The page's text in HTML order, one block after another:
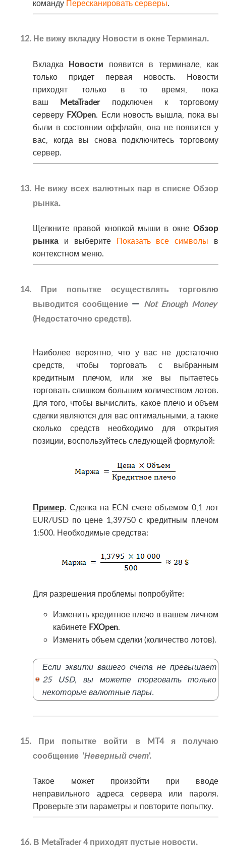
команду Пересканировать серверы.
12. Не вижу вкладку Новости в окне Терминал.
Вкладка Новости появится в терминале, как
только придет первая новость. Новости
приходят только в то время, пока
ваш MetaTraderподключен к торговому
серверу FXOpen. Если новость вышла, пока вы
были в состоянии оффлайн, она не появится у
вас, когда вы снова подключитесь торговому
сервер.
13. Не вижу всех валютных пар в списке Обзор
рынка.
Щелкните правой кнопкой мыши в окне Обзор
рынка и выберите Показать все символы в
контекстном меню.
14. При попытке осуществлять торговлю
выводится сообщение — Not Enough Money
(Недостаточно средств).
Наиболее вероятно, что у вас не достаточно
средств, чтобы торговать с выбранным
кредитным плечом, или же вы пытаетесь
торговать слишком большим количеством лотов.
Для того, чтобы вычислить, какое плечо и объем
сделки являются для вас оптимальными, а также
сколько средств необходимо для открытия
позиции, воспользуйтесь следующей формулой:
Пример. Сделка на ECN счете объемом 0,1 лот
EUR/USD по цене 1,39750 с кредитным плечом
1:500. Необходимые средства:
Для разрешения проблемы попробуйте:
Изменить кредитное плечо в вашем личном
кабинете FXOpen.
Изменить объем сделки (количество лотов).
Если эквити вашего счета не превышает
25 USD, вы можете торговать только
некоторые валютные пары.
15. При попытке войти в MT4 я получаю
сообщение 'Неверный счет'.
Такое может произойти при вводе
неправильного адреса сервера или пароля.
Проверьте эти параметры и повторите попытку.
16. В MetaTrader 4 приходят пустые новости.